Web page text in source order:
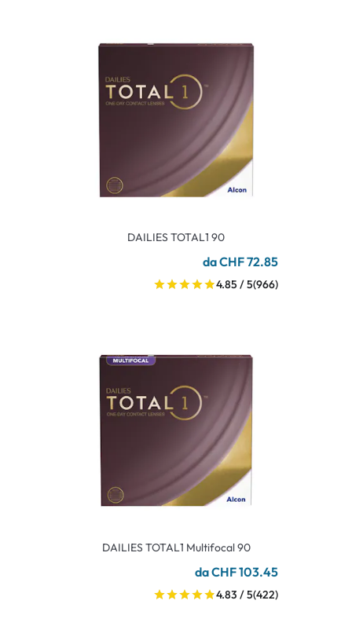
DAILIES TOTAL1 90
da CHF 72.85
4.85 / 5(966)
DAILIES TOTAL1 Multifocal 90
da CHF 103.45
4.83 / 5(422)